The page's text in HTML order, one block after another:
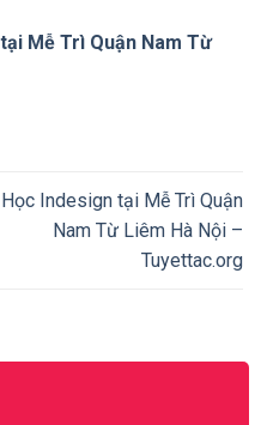
Mễ Trì Quận Nam Từ
Học Indesign tại Mễ Trì Quận
Nam Từ Liêm Hà Nội –
Tuyettac.org